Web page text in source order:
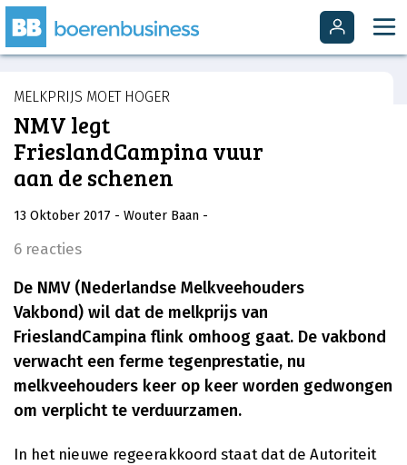
MELKPRIJS MOET HOGER
NMV legt
FrieslandCampina vuur
aan de schenen
13 Oktober 2017 - Wouter Baan -
6 reacties
De NMV (Nederlandse Melkveehouders
Vakbond) wil dat de melkprijs van
FrieslandCampina flink omhoog gaat. De vakbond
verwacht een ferme tegenprestatie, nu
melkveehouders keer op keer worden gedwongen
om verplicht te verduurzamen.
In het nieuwe regeerakkoord staat dat de Autoriteit